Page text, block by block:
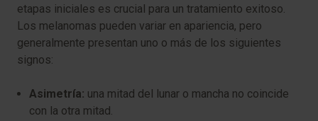
etapas iniciales es crucial para un tratamiento exitoso.
Los melanomas pueden variar en apariencia, pero
generalmente presentan uno o más de los siguientes
signos:
Asimetría: una mitad del lunar o mancha no coincide
con la otra mitad.